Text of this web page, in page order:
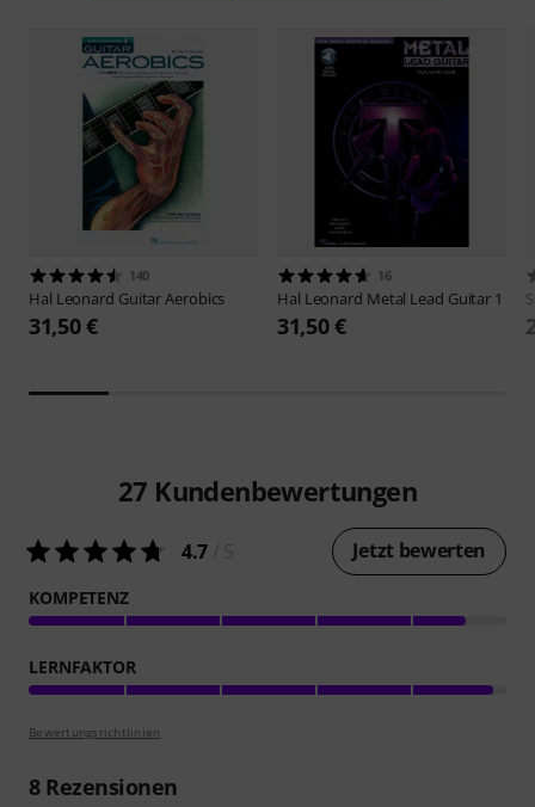
140
Hal Leonard Guitar Aerobics
31,50 €
16
Hal Leonard Metal Lead Guitar 1
31,50 €
27 Kundenbewertungen
4.7 Jetzt bewerten
KOMPETENZ
LERNFAKTOR
Bewertungsrichtlinien
8Rezensionen